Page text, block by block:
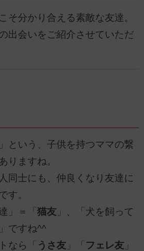
そ分かり合える素敵な友達。
出会いをご紹介させていただ
という、子供を持つママの繋
りますね。
同士にも、仲良くなり友達に
す。
」＝「 猫友 」、「犬を飼って
」ですね^^
なら「 うさ友 」「 フェレ友 」